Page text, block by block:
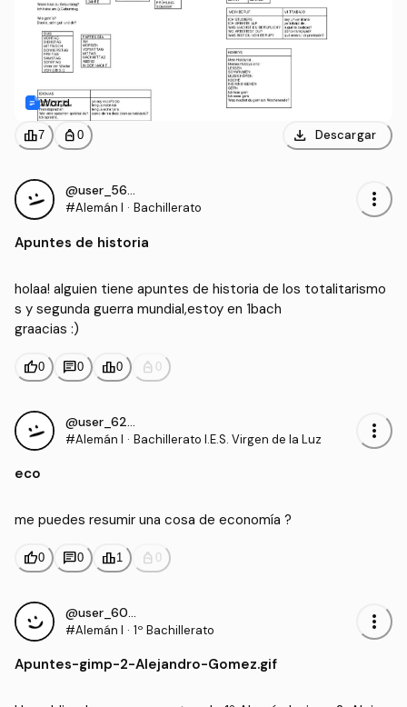
Word
leaderboard7 personal_bag 0 download Descargar
@user_5633560
#Alemán I · Bachillerato more_vert
Apuntes de historia
holaa! alguien tiene apuntes de historia de los totalitarismo
s y segunda guerra mundial,estoy en 1bach
graacias :)
thumb_up0 chat0 leaderboard0 personal_bag 0
@user_6244310
#Alemán I · Bachillerato I.E.S. Virgen de la Luz more_vert
eco
thumb_up0 chat0 leaderboard1 personal_bag 0
@user_6056225
#Alemán I · 1º Bachillerato more_vert
Apuntes-gimp-2-Alejandro-Gomez.gif